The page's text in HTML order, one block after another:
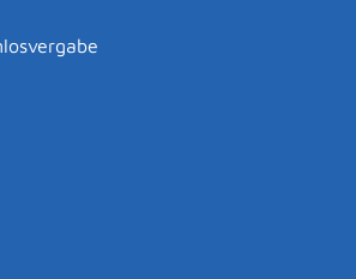
- GBO:
Eintragung
der Eintragung
des Betroffenen